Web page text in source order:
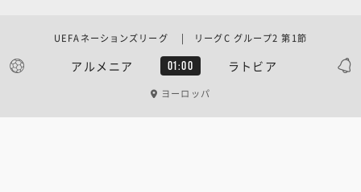
アルメニア 01:00 ラトビア
UEFAネーションズリーグ | リーグC グループ2 第1節
ヨーロッパ